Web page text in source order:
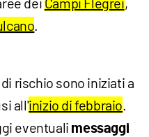
.
rischio sono iniziati a
all'inizio di febbraio.
eventuali messaggi